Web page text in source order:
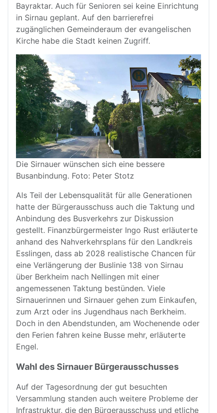
Bayraktar. Auch für Senioren sei keine Einrichtung
in Sirnau geplant. Auf den barrierefrei
zugänglichen Gemeinderaum der evangelischen
Kirche habe die Stadt keinen Zugriff.
Die Sirnauer wünschen sich eine bessere
Busanbindung. Foto: Peter Stotz
Als Teil der Lebensqualität für alle Generationen
hatte der Bürgerausschuss auch die Taktung und
Anbindung des Busverkehrs zur Diskussion
gestellt. Finanzbürgermeister Ingo Rust erläuterte
anhand des Nahverkehrsplans für den Landkreis
Esslingen, dass ab 2028 realistische Chancen für
eine Verlängerung der Buslinie 138 von Sirnau
über Berkheim nach Nellingen mit einer
angemessenen Taktung bestünden. Viele
Sirnauerinnen und Sirnauer gehen zum Einkaufen,
zum Arzt oder ins Jugendhaus nach Berkheim.
Doch in den Abendstunden, am Wochenende oder
den Ferien fahren keine Busse mehr, erläuterte
Engel.
Wahl des Sirnauer Bürgerausschusses
Auf der Tagesordnung der gut besuchten
Versammlung standen auch weitere Probleme der
Infrastruktur, die den Bürgerausschuss und etliche